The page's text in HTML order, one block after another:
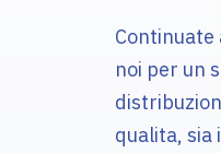
Continuate
noi per un
qualita, sia